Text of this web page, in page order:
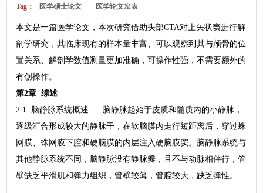
Tag： 医学硕士论文 医学论文发表
本文是一篇医学论文，本次研究借助头部CTA对上矢状窦进行解
剖学研究，其临床现有的样本量丰富、可以观察到其与颅骨的位
置关系、解剖学数值测量更加准确，可操作性强，不需要额外的
有创操作。
第2章 综述
2.1 脑静脉系统概述 脑静脉起始于皮质和髓质内的小静脉，
逐级汇合形成较大的静脉干，在软脑膜内走行短距离后，穿过蛛
网膜、蛛网膜下腔和硬脑膜的内层注入硬脑膜窦。脑静脉系统与
其他静脉系统不同，脑静脉没有静脉瓣，且不与动脉相伴行，管
壁缺乏平滑肌和弹力组织，管壁较薄，管腔较大，缺乏弹性。